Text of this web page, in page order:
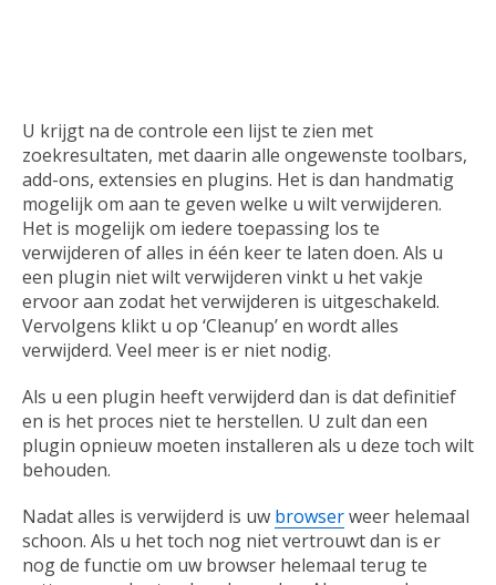
U krijgt na de controle een lijst te zien met
zoekresultaten, met daarin alle ongewenste toolbars,
add-ons, extensies en plugins. Het is dan handmatig
mogelijk om aan te geven welke u wilt verwijderen.
Het is mogelijk om iedere toepassing los te
verwijderen of alles in één keer te laten doen. Als u
een plugin niet wilt verwijderen vinkt u het vakje
ervoor aan zodat het verwijderen is uitgeschakeld.
Vervolgens klikt u op ‘Cleanup’ en wordt alles
verwijderd. Veel meer is er niet nodig.
Als u een plugin heeft verwijderd dan is dat definitief
en is het proces niet te herstellen. U zult dan een
plugin opnieuw moeten installeren als u deze toch wilt
behouden.
Nadat alles is verwijderd is uw browserweer helemaal
schoon. Als u het toch nog niet vertrouwt dan is er
nog de functie om uw browser helemaal terug te